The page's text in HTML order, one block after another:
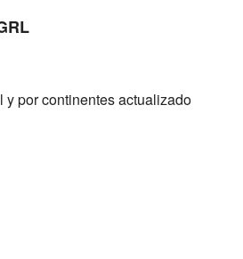
y por continentes actualizado